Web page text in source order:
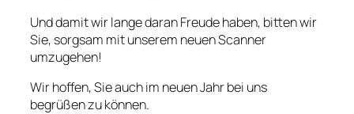
Und damit wir lange daran Freude haben, bitten wir
Sie, sorgsam mit unserem neuen Scanner
umzugehen!
Wir hoffen, Sie auch im neuen Jahr bei uns
begrüßen zu können.